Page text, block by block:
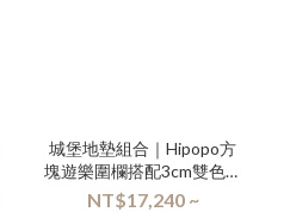
城堡地墊組合｜Hipopo方
塊遊樂圍欄搭配3cm雙色地
墊
NT$17,240 ~